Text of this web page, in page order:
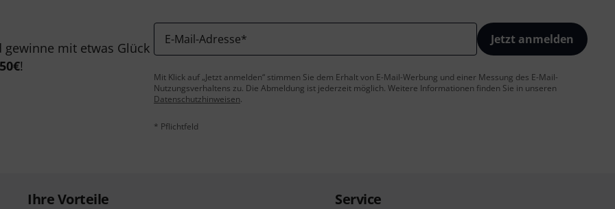
mit etwas Glück
50€!
E-Mail-Adresse* Jetzt anmelden
Mit Klick auf „Jetzt anmelden“ stimmen Sie dem Erhalt von E-Mail-Werbung und einer Messung des E-Mail-
Nutzungsverhaltens zu. Die Abmeldung ist jederzeit möglich. Weitere Informationen finden Sie in unseren
Datenschutzhinweisen.
* Pflichtfeld
Ihre Vorteile Service